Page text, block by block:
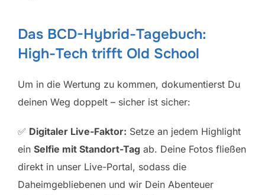
Das BCD-Hybrid-Tagebuch:
High-Tech trifft Old School
Um in die Wertung zu kommen, dokumentierst Du
deinen Weg doppelt – sicher ist sicher:
✅ Digitaler Live-Faktor: Setze an jedem Highlight
ein Selfie mit Standort-Tag ab. Deine Fotos fließen
direkt in unser Live-Portal, sodass die
Daheimgebliebenen und wir Dein Abenteuer